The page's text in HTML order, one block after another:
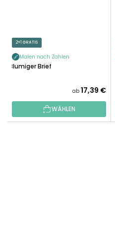
2+1 GRATIS
Malen nach Zahlen
Blumiger Brief
ab 17,39 €
WÄHLEN